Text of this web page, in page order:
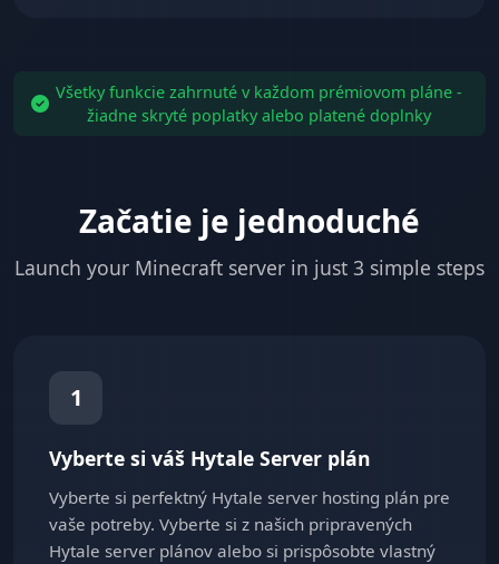
Všetky funkcie zahrnuté v každom prémiovom pláne -
žiadne skryté poplatky alebo platené doplnky
Začatie je jednoduché
Launch your Minecraft server in just 3 simple steps
1
Vyberte si váš Hytale Server plán
Vyberte si perfektný Hytale server hosting plán pre
vaše potreby. Vyberte si z našich pripravených
Hytale server plánov alebo si prispôsobte vlastný